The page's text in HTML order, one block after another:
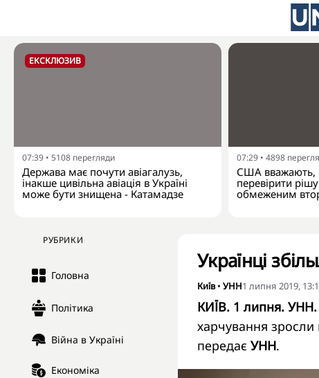
ЕКСКЛЮЗИВ
07:39 • 5108 перегляди
Держава має почути авіагалузь,
інакше цивільна авіація в Україні
може бути знищена - Катамадзе
07:29 • 4898
США вважають,
перевірити
обмеженим
РУБРИКИ
Головна
Політика
Війна в Україні
Економіка
Українці
Київ• УНН1 липня 2019,
КИЇВ. 1 липня. УНН.
харчування зросли
передає УНН.